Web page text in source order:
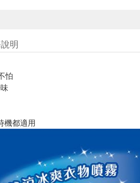
明
怕
機都適用